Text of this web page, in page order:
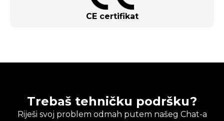
CE certifikat
Trebaš tehničku podršku?
Riješi svoj problem odmah putem našeg Chat-a